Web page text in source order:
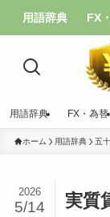
用語辞典 FX
用語辞典 FX・為替
ホーム 用語辞典 五
実質
2026
5/14